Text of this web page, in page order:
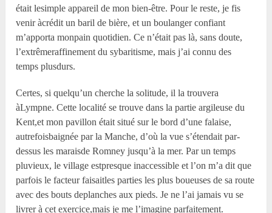
était lesimple appareil de mon bien-être. Pour le reste, je fis
venir àcrédit un baril de bière, et un boulanger confiant
m’apporta monpain quotidien. Ce n’était pas là, sans doute,
l’extrêmeraffinement du sybaritisme, mais j’ai connu des
temps plusdurs.
Certes, si quelqu’un cherche la solitude, il la trouvera
àLympne. Cette localité se trouve dans la partie argileuse du
Kent,et mon pavillon était situé sur le bord d’une falaise,
autrefoisbaignée par la Manche, d’où la vue s’étendait par-
dessus les maraisde Romney jusqu’à la mer. Par un temps
pluvieux, le village estpresque inaccessible et l’on m’a dit que
parfois le facteur faisaitles parties les plus boueuses de sa route
avec des bouts deplanches aux pieds. Je ne l’ai jamais vu se
livrer à cet exercice,mais je me l’imagine parfaitement.